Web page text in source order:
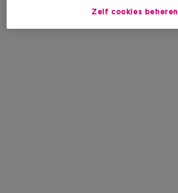
Zelf cookies beheren